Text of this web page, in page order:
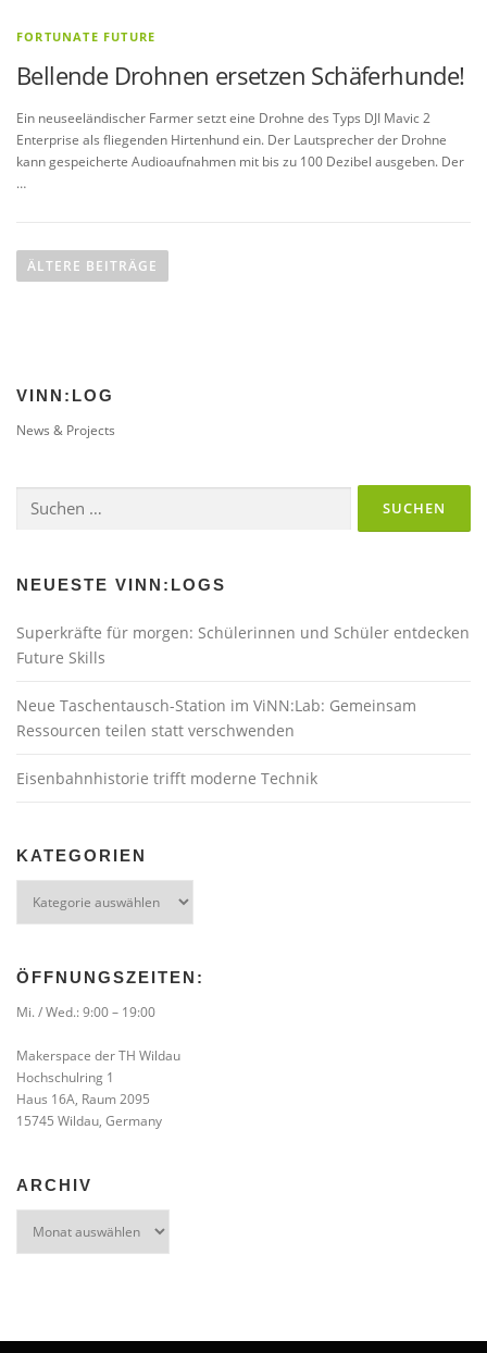
FORTUNATE FUTURE
Bellende Drohnen ersetzen Schäferhunde!
Ein neuseeländischer Farmer setzt eine Drohne des Typs DJI Mavic 2
Enterprise als fliegenden Hirtenhund ein. Der Lautsprecher der Drohne
kann gespeicherte Audioaufnahmen mit bis zu 100 Dezibel ausgeben. Der
…
e
g
s
a
g
t
i
n
ÄLTERE BEITRÄGE
VINN:LOG
News & Projects
nach:
NEUESTE VINN:LOGS
Superkräfte für morgen: Schülerinnen und Schüler entdecken
Future Skills
Neue Taschentausch-Station im ViNN:Lab: Gemeinsam
Ressourcen teilen statt verschwenden
Eisenbahnhistorie trifft moderne Technik
KATEGORIEN
ÖFFNUNGSZEITEN:
Mi. / Wed.: 9:00 – 19:00
Makerspace der TH Wildau
Hochschulring 1
Haus 16A, Raum 2095
15745 Wildau, Germany
ARCHIV